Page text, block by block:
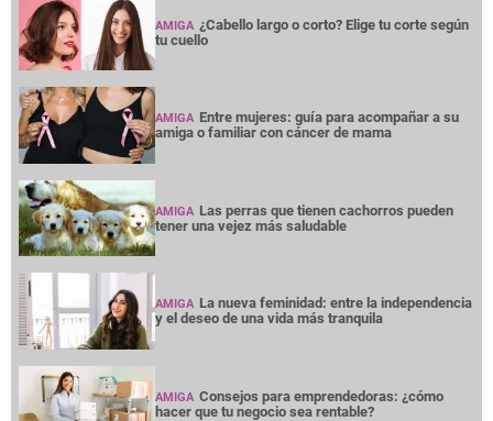
AMIGA ¿Cabello largo o corto? Elige tu corte según
tu cuello
AMIGA Entre mujeres: guía para acompañar a su
amiga o familiar con cáncer de mama
AMIGA Las perras que tienen cachorros pueden
tener una vejez más saludable
AMIGA La nueva feminidad: entre la independencia
y el deseo de una vida más tranquila
AMIGA Consejos para emprendedoras: ¿cómo
hacer que tu negocio sea rentable?